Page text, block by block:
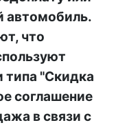
автомобиль.
что
типа "Скидка
соглашение
в связи с